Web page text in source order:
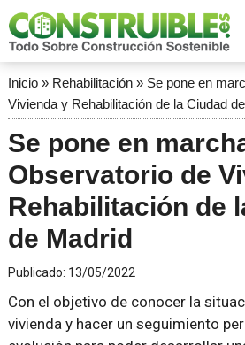
Inicio» Rehabilitación» Se pone en
Vivienda y Rehabilitación de la Ciudad
Se pone en
Observatorio de
Rehabilitación de
de Madrid
Publicado: 13/05/2022
Con el objetivo de conocer la
vivienda y hacer un seguimiento